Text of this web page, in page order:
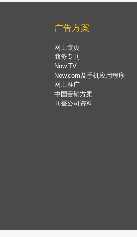
广告方案
网上黄页
商务专刊
Now TV
Now.com及手机应用程序
网上推广
中国营销方案
刊登公司资料